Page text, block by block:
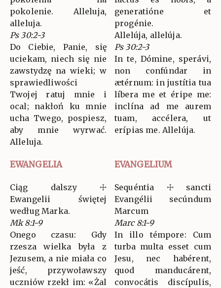
pokolenie. Alleluja,
alleluja.
Ps 30:2-3
Do Ciebie, Panie, się
uciekam, niech się nie
zawstydzę na wieki; w
sprawiedliwości
Twojej ratuj mnie i
ocal; nakłoń ku mnie
ucha Twego, pospiesz,
aby mnie wyrwać.
Alleluja.
generatióne et
progénie.
Allelúja, allelúja.
Ps 30:2-3
In te, Dómine, sperávi,
non confúndar in
ætérnum: in justítia tua
líbera me et éripe me:
inclína ad me aurem
tuam, accélera, ut
erípias me. Allelúja.
EWANGELIA EVANGELIUM
Ciąg dalszy ☩
Ewangelii świętej
według Marka.
Mk 8:1-9
Onego czasu: Gdy
rzesza wielka była z
Jezusem, a nie miała co
jeść, przywoławszy
uczniów rzekł im: «Żal
Sequéntia ☩ sancti
Evangélii secúndum
Marcum
Marc 8:1-9
In illo témpore: Cum
turba multa esset cum
Jesu, nec habérent,
quod manducárent,
convocátis discípulis,